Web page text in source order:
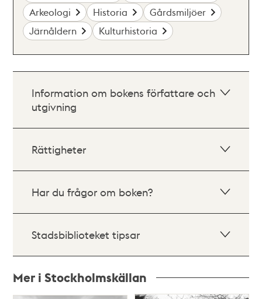
Arkeologi
Historia
Gårdsmiljöer
Järnåldern
Kulturhistoria
Information om bokens författare och
utgivning
Rättigheter
Har du frågor om boken?
Stadsbiblioteket tipsar
Mer i Stockholmskällan